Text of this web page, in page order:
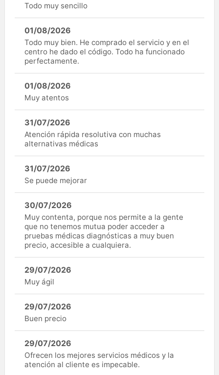
Todo muy sencillo
01/08/2026
Todo muy bien. He comprado el servicio y en el
centro he dado el código. Todo ha funcionado
perfectamente.
01/08/2026
Muy atentos
31/07/2026
Atención rápida resolutiva con muchas
alternativas médicas
31/07/2026
Se puede mejorar
30/07/2026
Muy contenta, porque nos permite a la gente
que no tenemos mutua poder acceder a
pruebas médicas diagnósticas a muy buen
precio, accesible a cualquiera.
29/07/2026
Muy ágil
29/07/2026
Buen precio
29/07/2026
Ofrecen los mejores servicios médicos y la
atención al cliente es impecable.